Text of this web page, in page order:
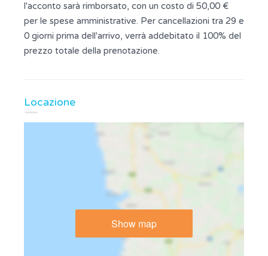
l'acconto sarà rimborsato, con un costo di 50,00 €
per le spese amministrative. Per cancellazioni tra 29 e
0 giorni prima dell'arrivo, verrà addebitato il 100% del
prezzo totale della prenotazione.
Locazione
Show map